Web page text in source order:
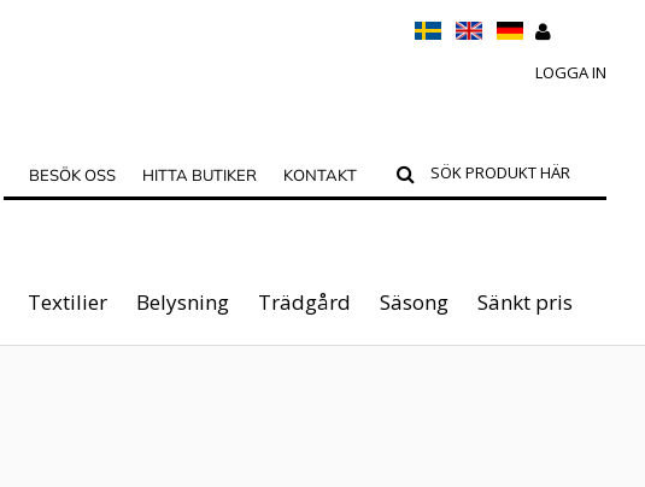
LOGGA IN
BESÖK OSS HITTA BUTIKER KONTAKT
Textilier Belysning Trädgård Säsong Sänkt pris